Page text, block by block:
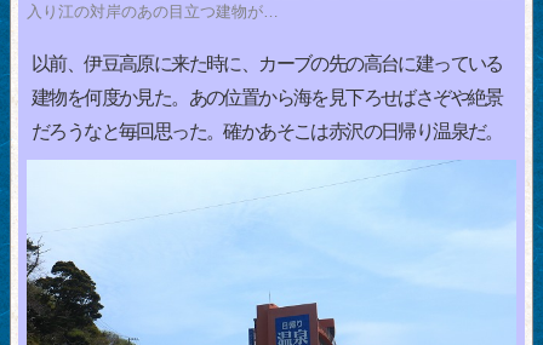
入り江の対岸のあの目立つ建物が…
以前、伊豆高原に来た時に、カーブの先の高台に建っている
建物を何度か見た。あの位置から海を見下ろせばさぞや絶景
だろうなと毎回思った。確かあそこは赤沢の日帰り温泉だ。